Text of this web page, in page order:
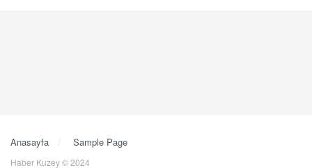
Anasayfa Sample Page
Haber Kuzey © 2024